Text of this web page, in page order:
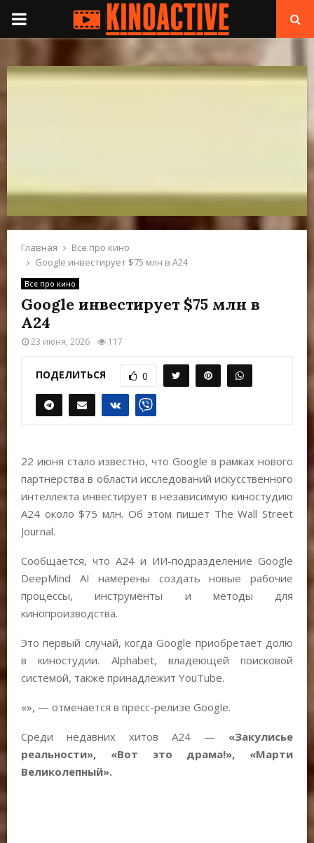
П
Н
О
Ю
Главная
Все про кино
Google инвестирует $75 млн в А24
Все про кино
Google инвестирует $75 млн в
А24
23 июня, 2026 117
ПОДЕЛИТЬСЯ 0
22 июня стало известно, что Google в рамках нового
партнерства в области исследований искусственного
интеллекта инвестирует в независимую киностудию
A24 около $75 млн. Об этом пишет The Wall Street
Journal.
Сообщается, что A24 и ИИ-подразделение Google
DeepMind AI намерены создать новые рабочие
процессы, инструменты и методы для
кинопроизводства.
Это первый случай, когда Google приобретает долю
в киностудии. Alphabet, владеющей поисковой
системой, также принадлежит YouTube.
«», — отмечается в пресс-релизе Google.
Среди недавних хитов A24 — «Закулисье
реальности», «Вот это драма!», «Марти
Великолепный».